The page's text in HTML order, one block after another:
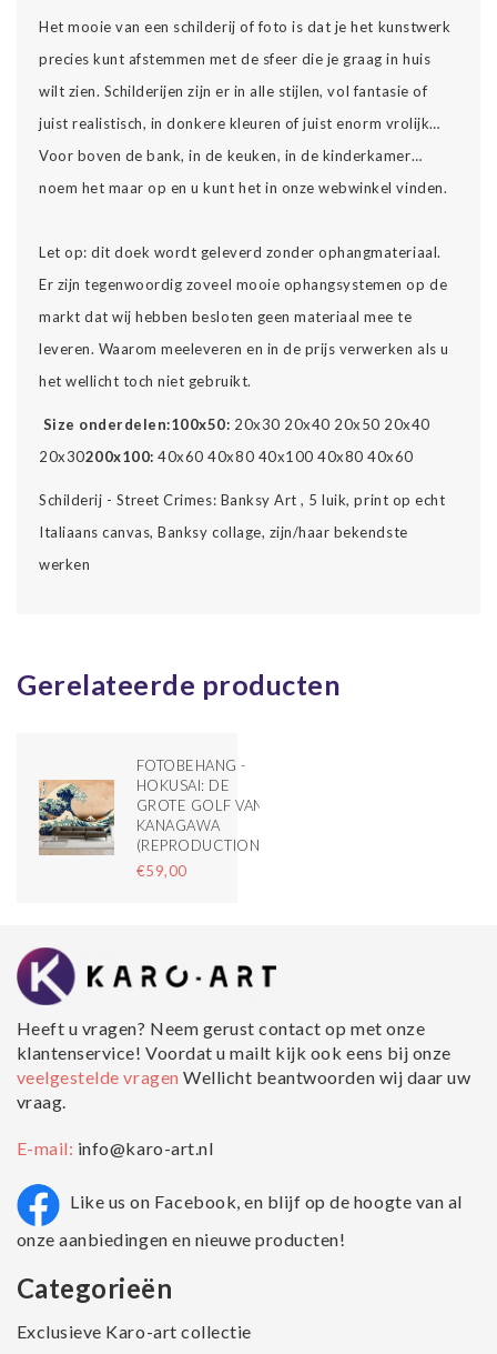
Het mooie van een schilderij of foto is dat je het kunstwerk
precies kunt afstemmen met de sfeer die je graag in huis
wilt zien. Schilderijen zijn er in alle stijlen, vol fantasie of
juist realistisch, in donkere kleuren of juist enorm vrolijk…
Voor boven de bank, in de keuken, in de kinderkamer…
noem het maar op en u kunt het in onze webwinkel vinden.
Let op: dit doek wordt geleverd zonder ophangmateriaal.
Er zijn tegenwoordig zoveel mooie ophangsystemen op de
markt dat wij hebben besloten geen materiaal mee te
leveren. Waarom meeleveren en in de prijs verwerken als u
het wellicht toch niet gebruikt.
Size onderdelen:100x50: 20x30 20x40 20x50 20x40
20x30200x100: 40x60 40x80 40x100 40x80 40x60
Schilderij - Street Crimes: Banksy Art , 5 luik, print op echt
Italiaans canvas, Banksy collage, zijn/haar bekendste
werken
Gerelateerde producten
FOTOBEHANG -
HOKUSAI: DE
GROTE GOLF VAN
KANAGAWA
(REPRODUCTION)
€59,00
Heeft u vragen? Neem gerust contact op met onze
klantenservice! Voordat u mailt kijk ook eens bij onze
veelgestelde vragenWellicht beantwoorden wij daar uw
vraag.
E-mail: info@karo-art.nl
Like us on Facebook, en blijf op de hoogte van al
onze aanbiedingen en nieuwe producten!
Categorieën
Exclusieve Karo-art collectie